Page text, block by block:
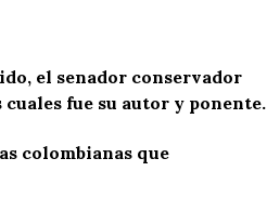
el senador conservador
fue su autor y ponente.
colombianas que